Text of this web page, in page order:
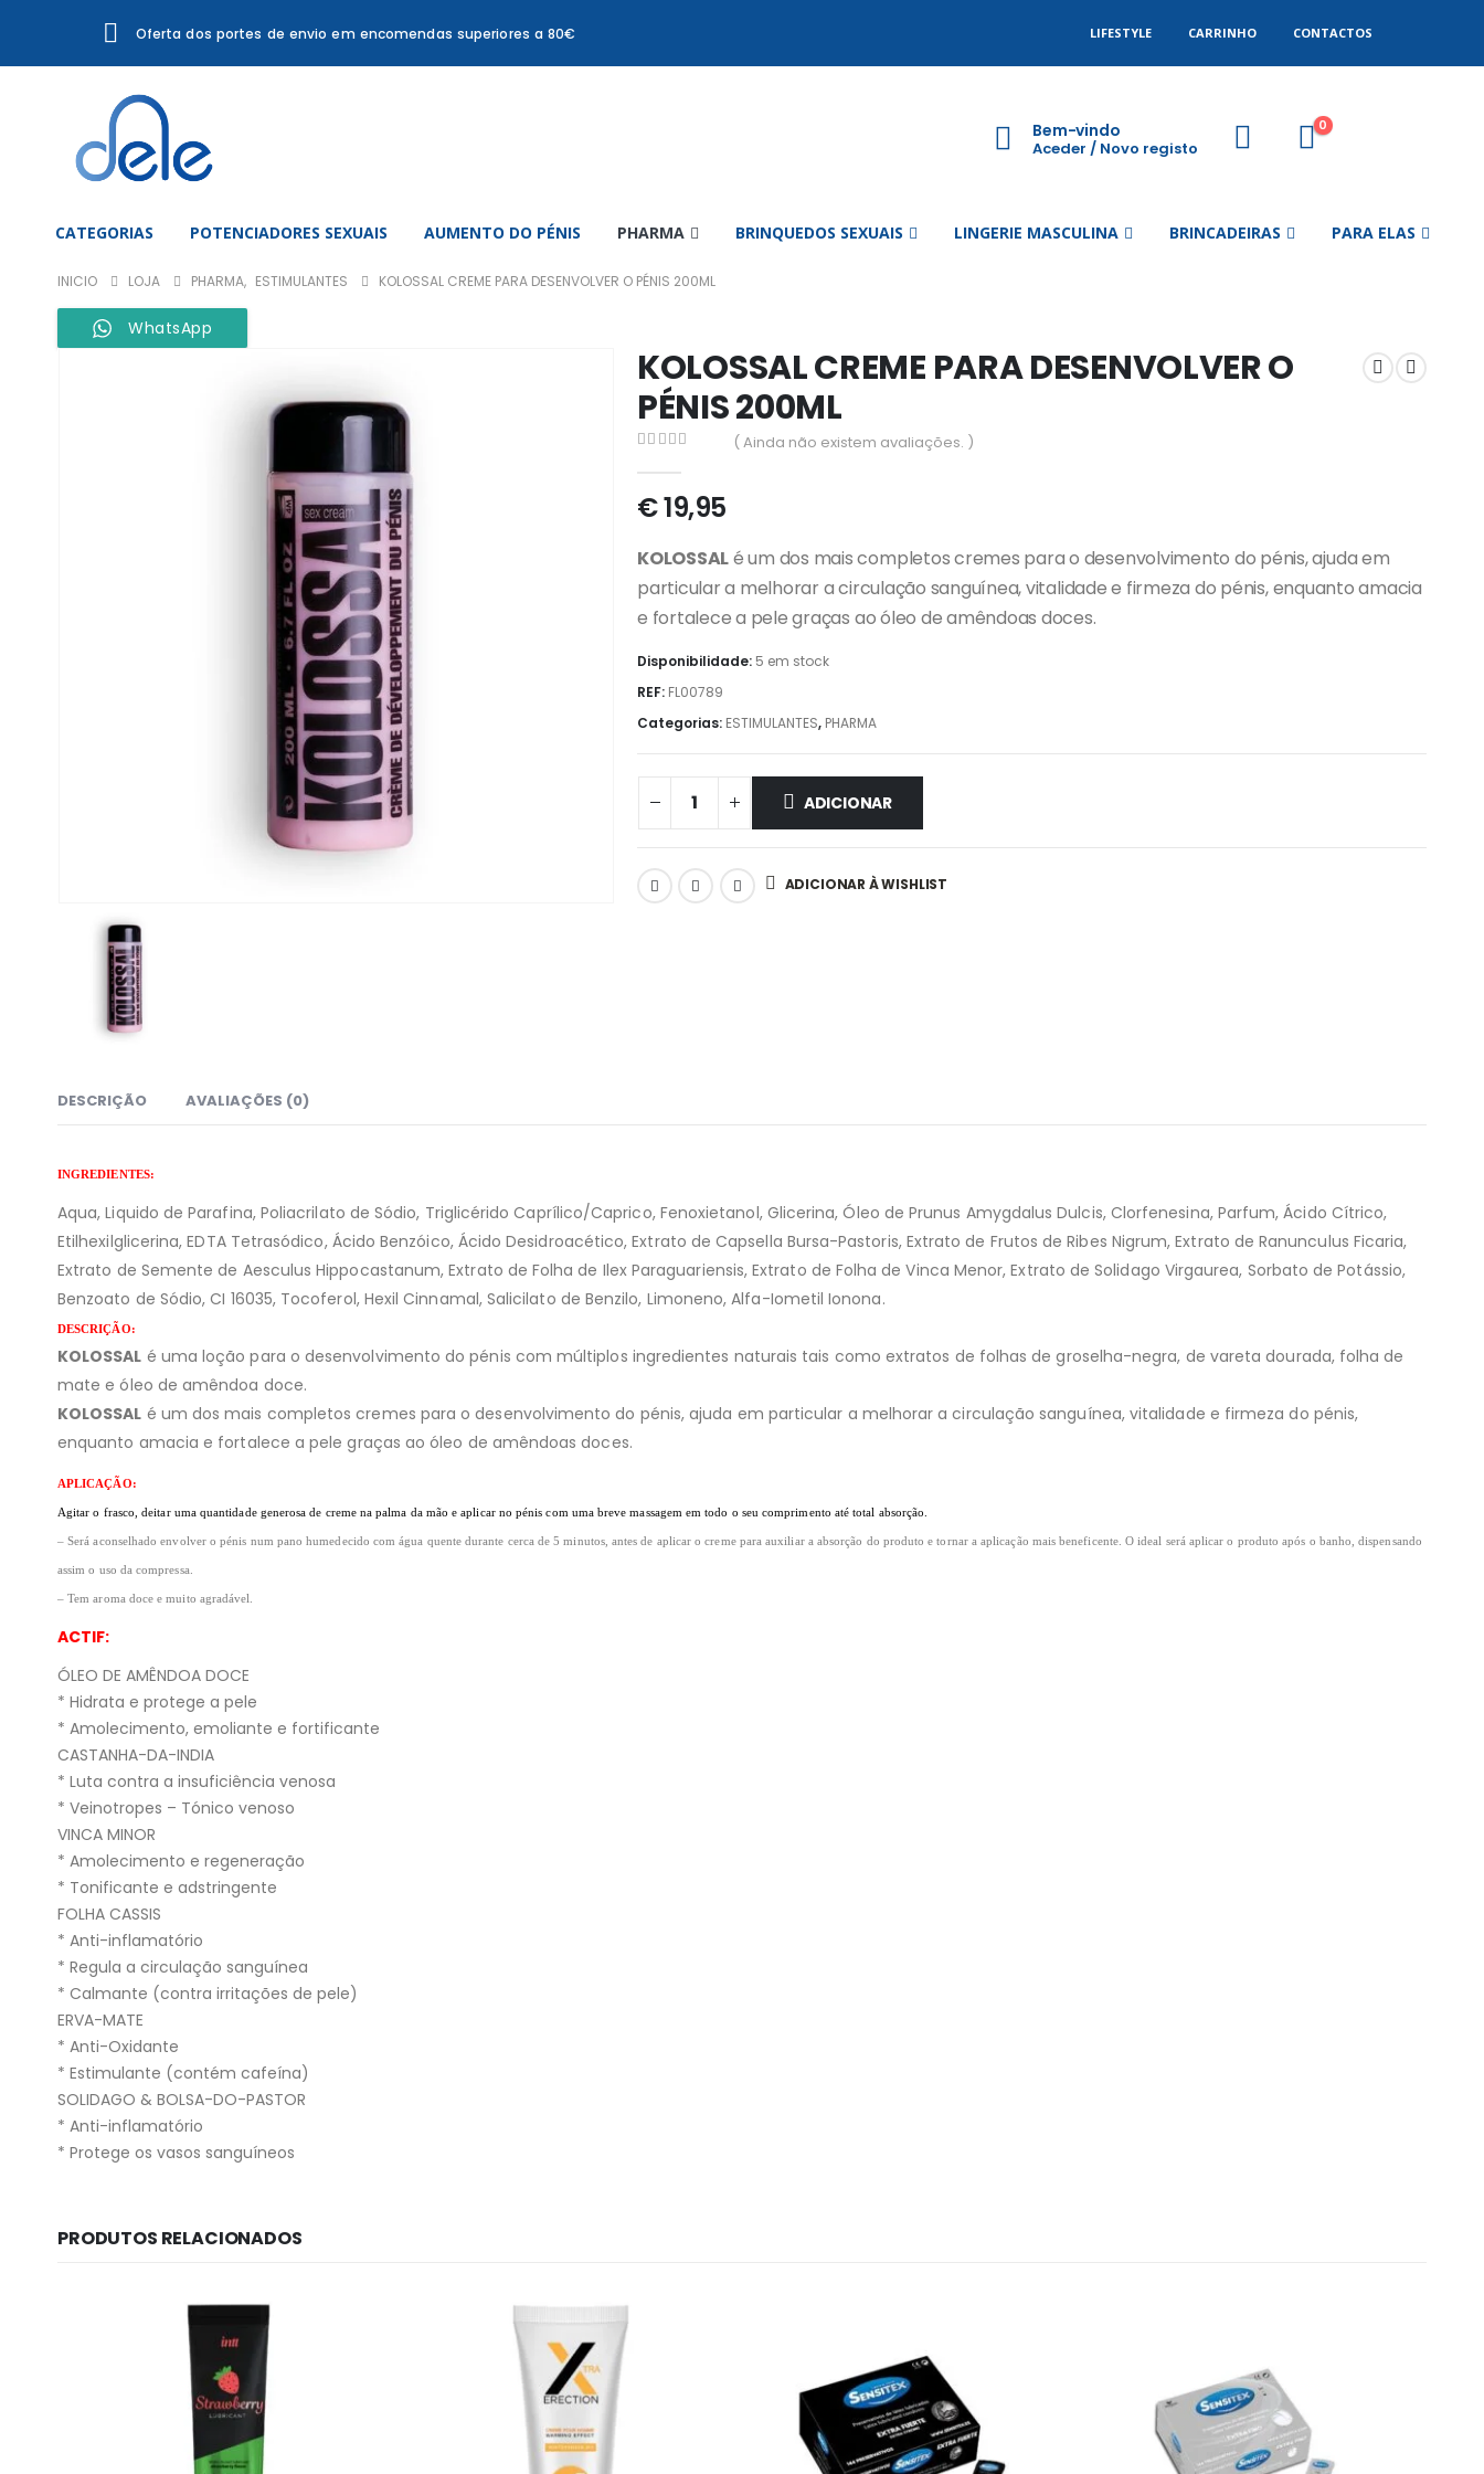
Oferta dos portes de envio em encomendas superiores a 80€ LIFESTYLE CARRINHO CONTACTOS
Bem-vindo
Aceder / Novo registo
0
CATEGORIAS POTENCIADORES SEXUAIS AUMENTO DO PÉNIS PHARMA BRINQUEDOS SEXUAIS LINGERIE MASCULINA BRINCADEIRAS PARA ELAS
INICIO LOJA PHARMA, ESTIMULANTES KOLOSSAL CREME PARA DESENVOLVER O PÉNIS 200ML
WhatsApp
KOLOSSAL CREME PARA DESENVOLVER O
PÉNIS 200ML
( Ainda não existem avaliações. )
€19,95
KOLOSSALé um dos mais completos cremes para o desenvolvimento do pénis, ajuda em
particular a melhorar a circulação sanguínea, vitalidade e firmeza do pénis, enquanto amacia
e fortalece a pele graças ao óleo de amêndoas doces.
Disponibilidade: 5 em stock
REF: FL00789
Categorias: ESTIMULANTES, PHARMA
ADICIONAR
ADICIONAR À WISHLIST
DESCRIÇÃO AVALIAÇÕES (0)
INGREDIENTES:
Aqua, Liquido de Parafina, Poliacrilato de Sódio, Triglicérido Caprílico/Caprico, Fenoxietanol, Glicerina, Óleo de Prunus Amygdalus Dulcis, Clorfenesina, Parfum, Ácido Cítrico,
Etilhexilglicerina, EDTA Tetrasódico, Ácido Benzóico, Ácido Desidroacético, Extrato de Capsella Bursa-Pastoris, Extrato de Frutos de Ribes Nigrum, Extrato de Ranunculus Ficaria,
Extrato de Semente de Aesculus Hippocastanum, Extrato de Folha de Ilex Paraguariensis, Extrato de Folha de Vinca Menor, Extrato de Solidago Virgaurea, Sorbato de Potássio,
Benzoato de Sódio, CI 16035, Tocoferol, Hexil Cinnamal, Salicilato de Benzilo, Limoneno, Alfa-Iometil Ionona.
DESCRIÇÃO:
KOLOSSAL é uma loção para o desenvolvimento do pénis com múltiplos ingredientes naturais tais como extratos de folhas de groselha-negra, de vareta dourada, folha de
mate e óleo de amêndoa doce.
KOLOSSAL é um dos mais completos cremes para o desenvolvimento do pénis, ajuda em particular a melhorar a circulação sanguínea, vitalidade e firmeza do pénis,
enquanto amacia e fortalece a pele graças ao óleo de amêndoas doces.
APLICAÇÃO:
Agitar o frasco, deitar uma quantidade generosa de creme na palma da mão e aplicar no pénis com uma breve massagem em todo o seu comprimento até total absorção.
– Será aconselhado envolver o pénis num pano humedecido com água quente durante cerca de 5 minutos, antes de aplicar o creme para auxiliar a absorção do produto e tornar a aplicação mais beneficente. O ideal será aplicar o produto após o banho, dispensando
assim o uso da compressa.
– Tem aroma doce e muito agradável.
ACTIF:
ÓLEO DE AMÊNDOA DOCE
* Hidrata e protege a pele
* Amolecimento, emoliante e fortificante
CASTANHA-DA-INDIA
* Luta contra a insuficiência venosa
* Veinotropes – Tónico venoso
VINCA MINOR
* Amolecimento e regeneração
* Tonificante e adstringente
FOLHA CASSIS
* Anti-inflamatório
* Regula a circulação sanguínea
* Calmante (contra irritações de pele)
ERVA-MATE
* Anti-Oxidante
* Estimulante (contém cafeína)
SOLIDAGO & BOLSA-DO-PASTOR
* Anti-inflamatório
* Protege os vasos sanguíneos
PRODUTOS RELACIONADOS